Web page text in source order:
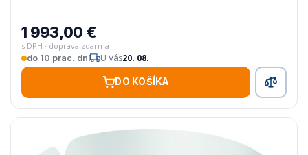
1 993,00 €
s DPH · doprava zdarma
do 10 prac. dní
U Vás20. 08.
DO KOŠÍKA